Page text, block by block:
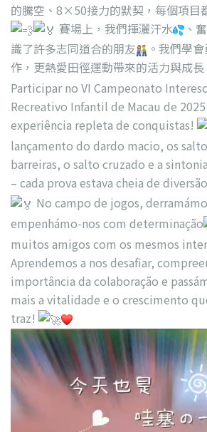
的騰空、8×50接力的默契，每個項目
賽場上，我們揮灑汗水
、
識了許多志同道合的朋友
。我們學
作，更熱愛田徑運動帶來的活力與成長
Participar no VI Campeonato
Recreativo Infantil de Macau de
experiência repleta de conquistas!
lançamento do dardo macio, os
barreiras, o salto cruzado e a
– cada prova estava cheia de
No campo de jogos,
empenhámo-nos com determinação
muitos amigos com os mesmos
Aprendemos a nos desafiar,
importância da colaboração e
mais a vitalidade e o crescimento
traz!
視
訊
播
放
器